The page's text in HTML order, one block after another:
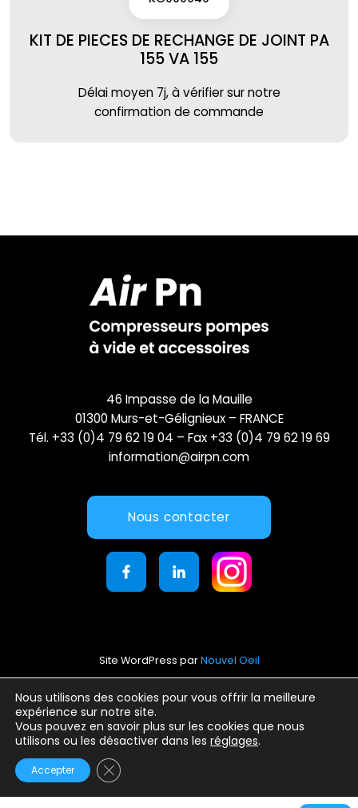
KIT DE PIECES DE RECHANGE DE JOINT PA
155 VA 155
Délai moyen 7j, à vérifier sur notre
confirmation de commande
Nous utilisons des cookies pour vous offrir la meilleure
expérience sur notre site.
Vous pouvez en savoir plus sur les cookies que nous
utilisons ou les désactiver dans les réglages.
Accepter Fermer la bannière des cookies GDPR
46 Impasse de la Mauille
01300 Murs-et-Gélignieux – FRANCE
Tél. +33 (0)4 79 62 19 04 – Fax +33 (0)4 79 62 19 69
information@airpn.com
Nous contacter
Site WordPress parNouvel Oeil
Mentions légales
Conditions générales d’utilisation
Politique de confidentialité